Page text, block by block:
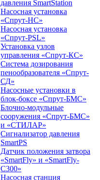
давления SmartStation
Насосная установка
«Спрут-НС»
Насосная установка
«Спрут-PSL»
Установка узлов
управления «Спрут-КС»
Система дозирования
пенообразователя «Спрут-
СД»
Насосные установки в
блок-боксе «Спрут-БМС»
Блочно-модульные
сооружения «Спрут-БМС»
и «СТИЛАР»
Сигнализатор давления
SmartPS
Датчик положения затвора
«SmartFly» и «SmartFly-
С300»
Насосная станция